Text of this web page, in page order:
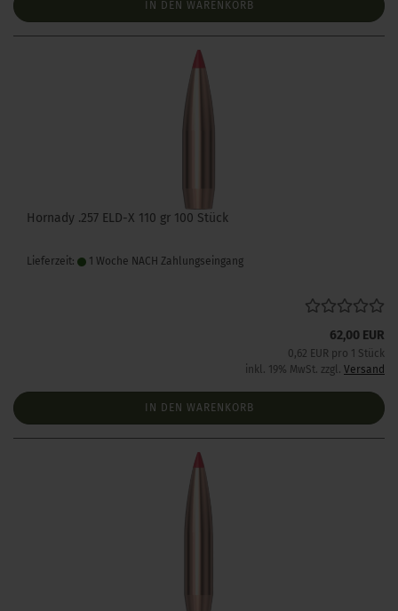
IN DEN WARENKORB
Hornady .257 ELD-X 110 gr 100 Stück
Lieferzeit: 1 Woche NACH Zahlungseingang
62,00 EUR
0,62 EUR pro 1 Stück
inkl. 19% MwSt. zzgl. Versand
IN DEN WARENKORB